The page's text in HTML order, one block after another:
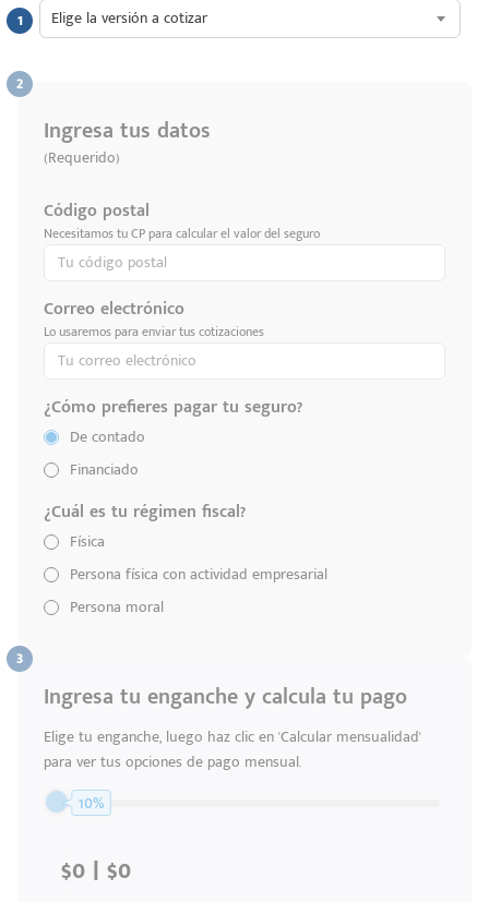
Elige la versión a cotizar
Ingresa tus datos
(Requerido)
Código postal
Necesitamos tu CP para calcular el valor del seguro
Correo electrónico
Lo usaremos para enviar tus cotizaciones
¿Cómo prefieres pagar tu seguro?
De contado
Financiado
¿Cuál es tu régimen fiscal?
Física
Persona física con actividad empresarial
Persona moral
Ingresa tu enganche y calcula tu pago
Elige tu enganche, luego haz clic en 'Calcular mensualidad'
para ver tus opciones de pago mensual.
10%